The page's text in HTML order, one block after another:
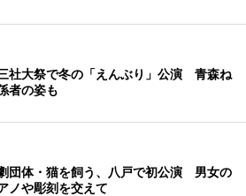
社大祭で冬の「えんぶり」公演 青森ね
者の姿も
団体・猫を飼う、八戸で初公演 男女の
ノや彫刻を交えて